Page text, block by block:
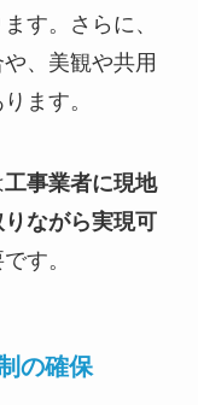
す。さらに、
、美観や共用
ます。
工事業者に現地
ながら実現可
す。
の確保